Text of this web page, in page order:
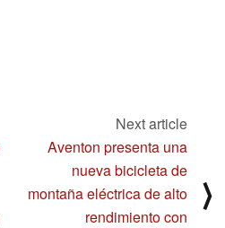
Next article
Aventon presenta una
nueva bicicleta de
montaña eléctrica de alto
rendimiento con
⟩